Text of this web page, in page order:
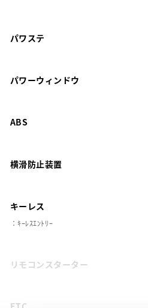
パワステ
パワーウィンドウ
ABS
横滑防止装置
キーレス
：ｷｰﾚｽｴﾝﾄﾘｰ
リモコンスターター